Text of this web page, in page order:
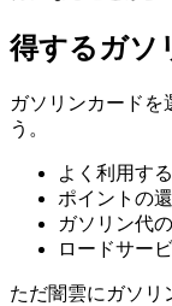
得するガソ
ガソリンカードを
う。
よく利用す
ポイントの
ガソリン代
ロードサー
ただ闇雲にガソリ